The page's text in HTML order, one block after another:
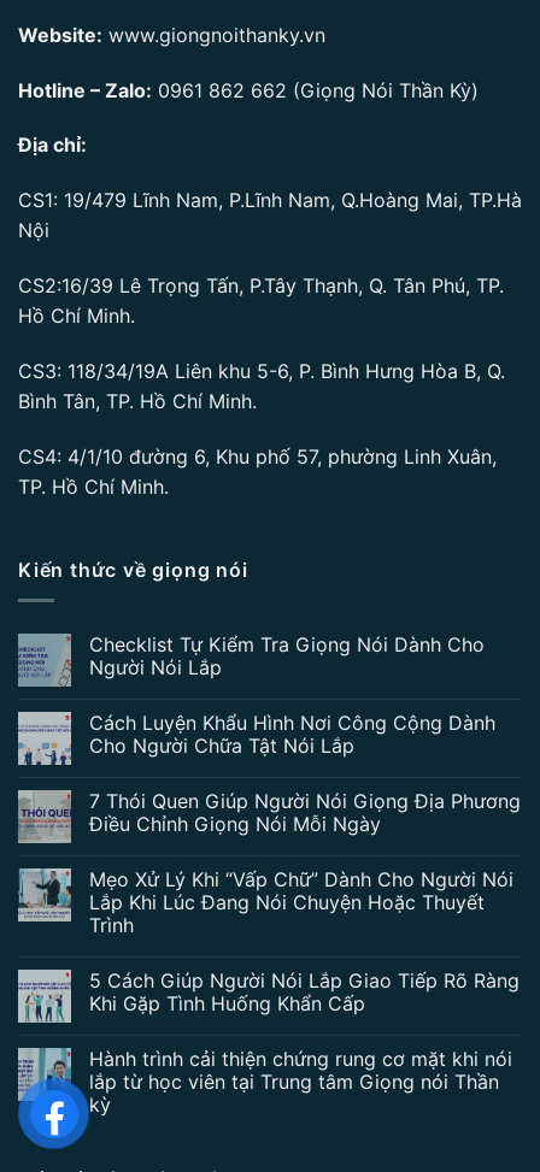
Website: www.giongnoithanky.vn
Hotline – Zalo: 0961 862 662 (Giọng Nói Thần Kỳ)
Địa chỉ:
CS1: 19/479 Lĩnh Nam, P.Lĩnh Nam, Q.Hoàng Mai, TP.Hà
Nội
CS2:16/39 Lê Trọng Tấn, P.Tây Thạnh, Q. Tân Phú, TP.
Hồ Chí Minh.
CS3: 118/34/19A Liên khu 5-6, P. Bình Hưng Hòa B, Q.
Bình Tân, TP. Hồ Chí Minh.
CS4: 4/1/10 đường 6, Khu phố 57, phường Linh Xuân,
TP. Hồ Chí Minh.
Kiến thức về giọng nói
Checklist Tự Kiểm Tra Giọng Nói Dành Cho
Người Nói Lắp
Cách Luyện Khẩu Hình Nơi Công Cộng Dành
Cho Người Chữa Tật Nói Lắp
7 Thói Quen Giúp Người Nói Giọng Địa Phương
Điều Chỉnh Giọng Nói Mỗi Ngày
Mẹo Xử Lý Khi “Vấp Chữ” Dành Cho Người Nói
Lắp Khi Lúc Đang Nói Chuyện Hoặc Thuyết
Trình
5 Cách Giúp Người Nói Lắp Giao Tiếp Rõ Ràng
Khi Gặp Tình Huống Khẩn Cấp
Hành trình cải thiện chứng rung cơ mặt khi nói
lắp từ học viên tại Trung tâm Giọng nói Thần
kỳ